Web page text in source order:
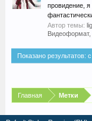
провидение,
Автор темы:
Видеоформат,
Показано результатов:
Главная Метки